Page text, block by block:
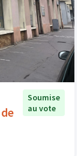
Soumise
au vote